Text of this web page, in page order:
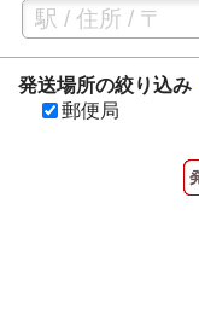
発送場所の絞り込み
郵便局